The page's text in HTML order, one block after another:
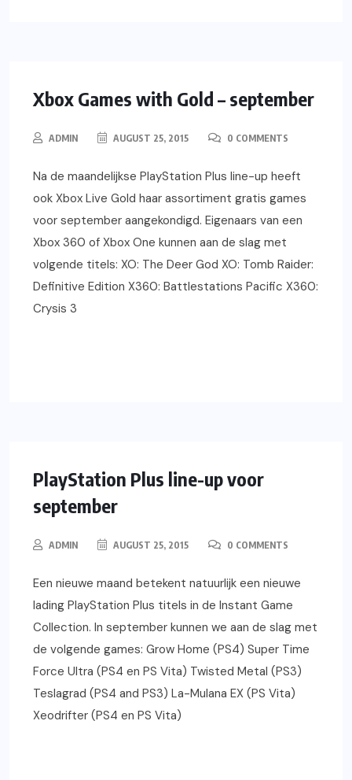
GAMING
XBOX
Xbox Games with Gold – september
ADMIN AUGUST 25, 2015 0 COMMENTS
Na de maandelijkse PlayStation Plus line-up heeft
ook Xbox Live Gold haar assortiment gratis games
voor september aangekondigd. Eigenaars van een
Xbox 360 of Xbox One kunnen aan de slag met
volgende titels: XO: The Deer God XO: Tomb Raider:
Definitive Edition X360: Battlestations Pacific X360:
Crysis 3
PlayStation Plus line-up voor
september
ADMIN AUGUST 25, 2015 0 COMMENTS
Een nieuwe maand betekent natuurlijk een nieuwe
lading PlayStation Plus titels in de Instant Game
Collection. In september kunnen we aan de slag met
de volgende games: Grow Home (PS4) Super Time
Force Ultra (PS4 en PS Vita) Twisted Metal (PS3)
Teslagrad (PS4 and PS3) La-Mulana EX (PS Vita)
Xeodrifter (PS4 en PS Vita)